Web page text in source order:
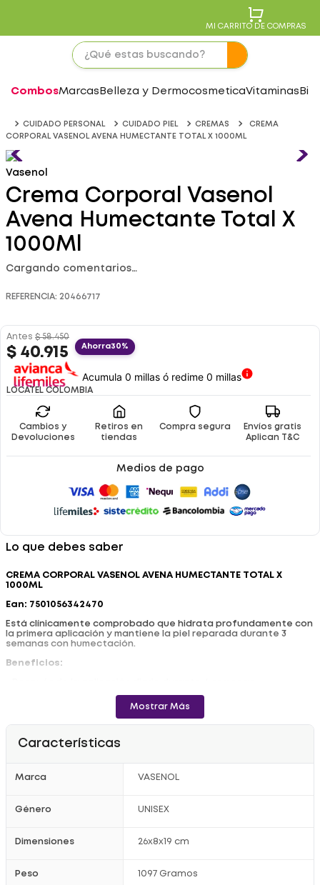
MI CARRITO DE COMPRAS
CombosMarcas Belleza y DermocosmeticaVitaminas
CUIDADO PERSONAL CUIDADO PIEL CREMAS
CREMA
CORPORAL VASENOL AVENA HUMECTANTE TOTAL X 1000ML
Vasenol
Crema Corporal Vasenol
Avena Humectante Total X
1000Ml
Cargando comentarios…
REFERENCIA: 20466717
Antes $ 58.450
$ 40.915 Ahorra30%
Acumula 0 millas ó redime 0 millas
LOCATEL COLOMBIA
Cambios y
Devoluciones
Retiros en
tiendas
Compra segura
Envíos gratis
Aplican T&C
Medios de pago
Lo que debes saber
CREMA CORPORAL VASENOL AVENA HUMECTANTE TOTAL X
1000ML
Ean: 7501056342470
Está clínicamente comprobado que hidrata profundamente con
la primera aplicación y mantiene la piel reparada durante 3
semanas con humectación.
Beneficios:
notablemente más saludable
Registro sanitario: NSOC44224-11CO
Mostrar Más
Características
Marca VASENOL
Género UNISEX
Dimensiones 26x8x19 cm
Peso 1097 Gramos